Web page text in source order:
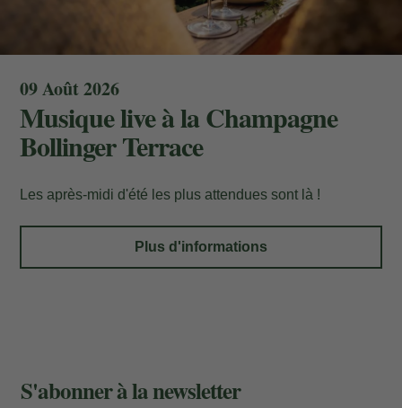
Entrez votre numéro de référence de
votre réservation et pouvoir l'annuler ou
la modifier.
Courriel
09 Août 2026
Musique live à la Champagne
Bollinger Terrace
Les après-midi d'été les plus attendues sont là !
Plus d'informations
S'abonner à la newsletter